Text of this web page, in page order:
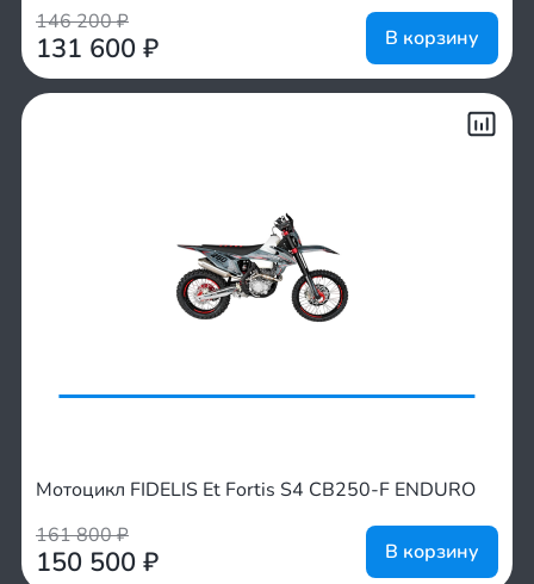
146 200₽
131 600 ₽ В корзину
Мотоцикл FIDELIS Et Fortis S4 CB250-F ENDURO
161 800₽
150 500 ₽ В корзину